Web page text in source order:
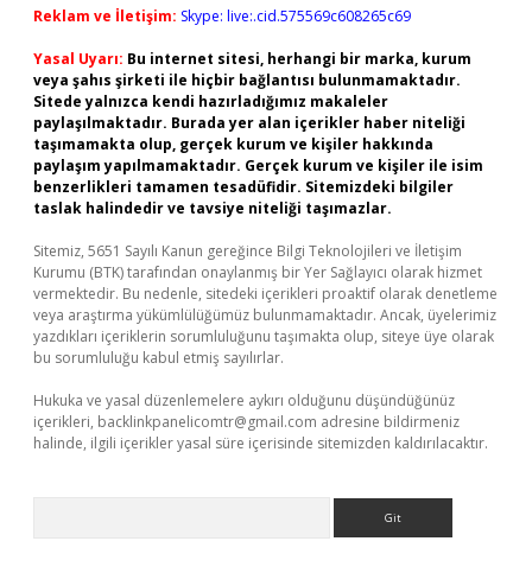
Reklam ve İletişim: Skype: live:.cid.575569c608265c69
Yasal Uyarı: Bu internet sitesi, herhangi bir marka, kurum
veya şahıs şirketi ile hiçbir bağlantısı bulunmamaktadır.
Sitede yalnızca kendi hazırladığımız makaleler
paylaşılmaktadır. Burada yer alan içerikler haber niteliği
taşımamakta olup, gerçek kurum ve kişiler hakkında
paylaşım yapılmamaktadır. Gerçek kurum ve kişiler ile isim
benzerlikleri tamamen tesadüfidir. Sitemizdeki bilgiler
taslak halindedir ve tavsiye niteliği taşımazlar.
Sitemiz, 5651 Sayılı Kanun gereğince Bilgi Teknolojileri ve İletişim
Kurumu (BTK) tarafından onaylanmış bir Yer Sağlayıcı olarak hizmet
vermektedir. Bu nedenle, sitedeki içerikleri proaktif olarak denetleme
veya araştırma yükümlülüğümüz bulunmamaktadır. Ancak, üyelerimiz
yazdıkları içeriklerin sorumluluğunu taşımakta olup, siteye üye olarak
bu sorumluluğu kabul etmiş sayılırlar.
Hukuka ve yasal düzenlemelere aykırı olduğunu düşündüğünüz
içerikleri, backlinkpanelicomtr@gmail.com adresine bildirmeniz
halinde, ilgili içerikler yasal süre içerisinde sitemizden kaldırılacaktır.